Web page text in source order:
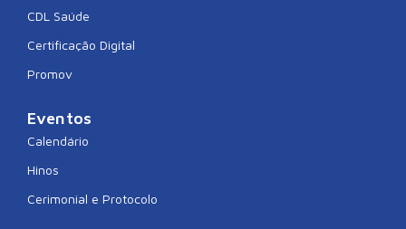
CDL Saúde
Certificação Digital
Promov
Eventos
Calendário
Hinos
Cerimonial e Protocolo